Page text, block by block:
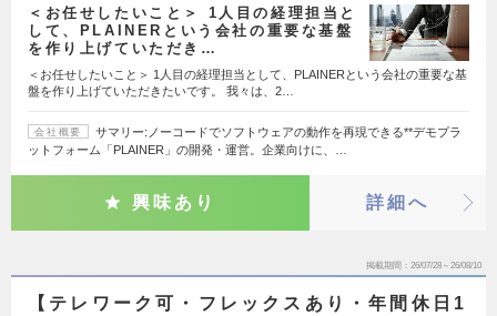
＜お任せしたいこと＞ 1人目の経理担当と
して、PLAINERという会社の重要な基盤
を作り上げていただき…
＜お任せしたいこと＞ 1人目の経理担当として、PLAINERという会社の重要な基
盤を作り上げていただきたいです。 我々は、2…
会社概要
サマリー:ノーコードでソフトウェアの動作を再現できる**デモプラ
ットフォーム「PLAINER」の開発・運営。企業向けに、…
興味あり 詳細へ
掲載期間 26/07/28～26/08/10
【テレワーク可・フレックスあり・年間休日1